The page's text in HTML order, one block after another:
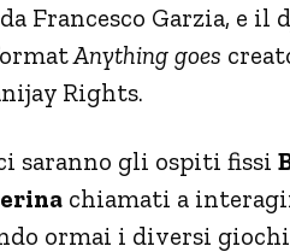
Francesco Garzia, e il
Anything goes
Rights.
saranno gli ospiti fissi
chiamati a
ormai i diversi